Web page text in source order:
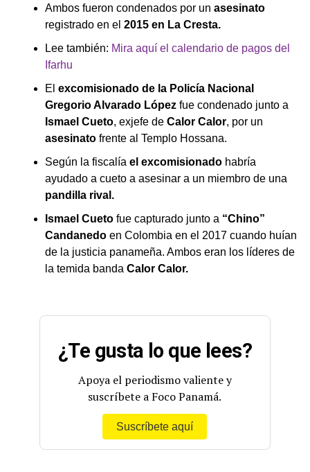
Ambos fueron condenados por un asesinato
registrado en el 2015 en La Cresta.
Lee también: Mira aquí el calendario de pagos del
Ifarhu
El excomisionado de la Policía Nacional
Gregorio Alvarado López fue condenado junto a
Ismael Cueto, exjefe de Calor Calor, por un
asesinato frente al Templo Hossana.
Según la fiscalía el excomisionado habría
ayudado a cueto a asesinar a un miembro de una
pandilla rival.
Ismael Cueto fue capturado junto a “Chino”
Candanedo en Colombia en el 2017 cuando huían
de la justicia panameña. Ambos eran los líderes de
la temida banda Calor Calor.
¿Te gusta lo que lees?
Apoya el periodismo valiente y
suscríbete a Foco Panamá.
Suscríbete aquí